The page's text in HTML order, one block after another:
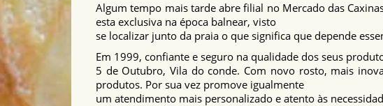
Algum tempo mais tarde abre filial no Mercado das
esta exclusiva na época balnear, visto
se localizar junto da praia o que significa que depende
Em 1999, confiante e seguro na qualidade dos seus
5 de Outubro, Vila do conde. Com novo rosto, mais
produtos. Por sua vez promove igualmente
um atendimento mais personalizado e atento às